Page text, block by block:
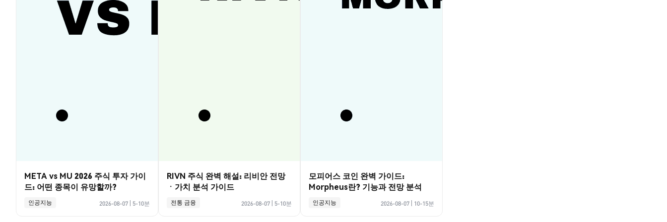
META vs MU 2026 주식 투자 가이
드: 어떤 종목이 유망할까?
인공지능 2026-08-07 5-10분
RIVN 주식 완벽 해설: 리비안 전망
ㆍ가치 분석 가이드
전통 금융 2026-08-07 5-10분
모피어스 코인 완벽 가이드:
Morpheus란? 기능과 전망 분석
인공지능 2026-08-07 10-15분